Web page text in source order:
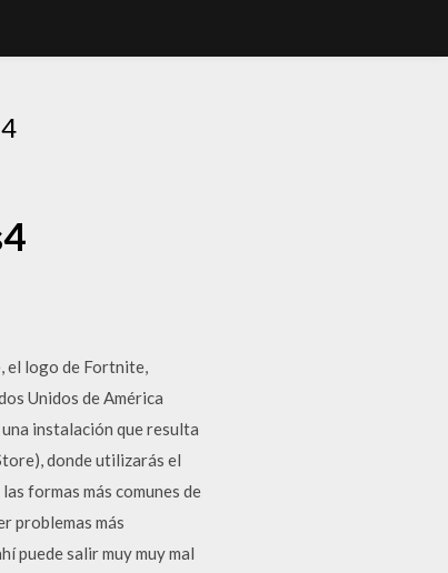
el logo de Fortnite,
Unidos de América
instalación que resulta
donde utilizarás el
formas más comunes de
problemas más
puede salir muy muy mal